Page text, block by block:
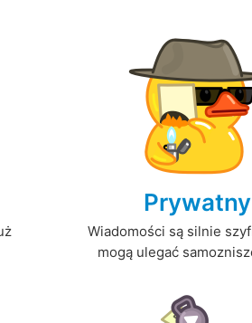
Prywatny
Wiadomości są silnie
mogą ulegać